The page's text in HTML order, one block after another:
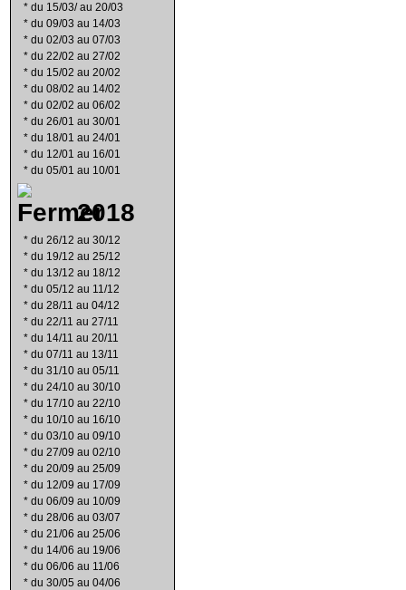
* du 15/03/ au 20/03
* du 09/03 au 14/03
* du 02/03 au 07/03
* du 22/02 au 27/02
* du 15/02 au 20/02
* du 08/02 au 14/02
* du 02/02 au 06/02
* du 26/01 au 30/01
* du 18/01 au 24/01
* du 12/01 au 16/01
* du 05/01 au 10/01
2018
* du 26/12 au 30/12
* du 19/12 au 25/12
* du 13/12 au 18/12
* du 05/12 au 11/12
* du 28/11 au 04/12
* du 22/11 au 27/11
* du 14/11 au 20/11
* du 07/11 au 13/11
* du 31/10 au 05/11
* du 24/10 au 30/10
* du 17/10 au 22/10
* du 10/10 au 16/10
* du 03/10 au 09/10
* du 27/09 au 02/10
* du 20/09 au 25/09
* du 12/09 au 17/09
* du 06/09 au 10/09
* du 28/06 au 03/07
* du 21/06 au 25/06
* du 14/06 au 19/06
* du 06/06 au 11/06
* du 30/05 au 04/06